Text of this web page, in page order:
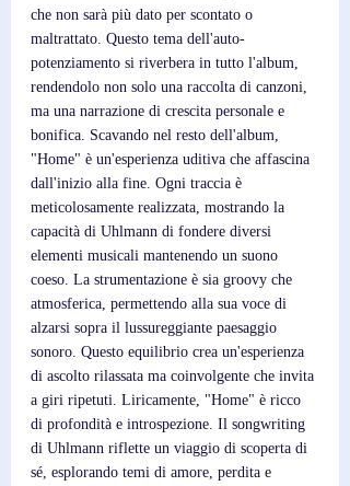
che non sarà più dato per scontato o
maltrattato. Questo tema dell'auto-
potenziamento si riverbera in tutto l'album,
rendendolo non solo una raccolta di canzoni,
ma una narrazione di crescita personale e
bonifica. Scavando nel resto dell'album,
"Home" è un'esperienza uditiva che affascina
dall'inizio alla fine. Ogni traccia è
meticolosamente realizzata, mostrando la
capacità di Uhlmann di fondere diversi
elementi musicali mantenendo un suono
coeso. La strumentazione è sia groovy che
atmosferica, permettendo alla sua voce di
alzarsi sopra il lussureggiante paesaggio
sonoro. Questo equilibrio crea un'esperienza
di ascolto rilassata ma coinvolgente che invita
a giri ripetuti. Liricamente, "Home" è ricco
di profondità e introspezione. Il songwriting
di Uhlmann riflette un viaggio di scoperta di
sé, esplorando temi di amore, perdita e